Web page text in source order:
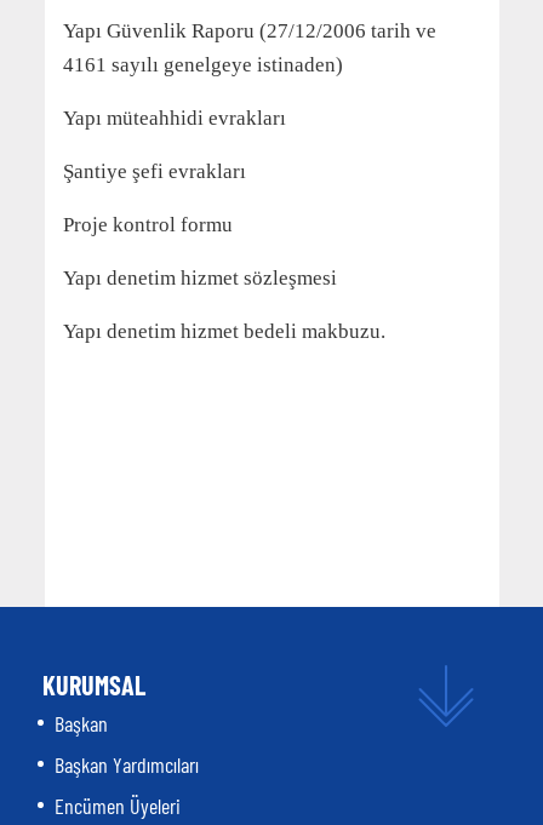
Yapı Güvenlik Raporu (27/12/2006 tarih ve
4161 sayılı genelgeye istinaden)
Yapı müteahhidi evrakları
Şantiye şefi evrakları
Proje kontrol formu
Yapı denetim hizmet sözleşmesi
Yapı denetim hizmet bedeli makbuzu.
KURUMSAL
Başkan
Başkan Yardımcıları
Encümen Üyeleri